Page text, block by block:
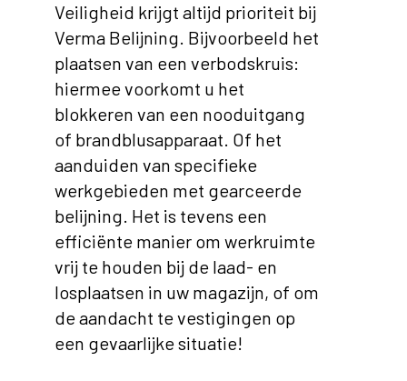
Veiligheid krijgt altijd prioriteit bij
Verma Belijning. Bijvoorbeeld het
plaatsen van een verbodskruis:
hiermee voorkomt u het
blokkeren van een nooduitgang
of brandblusapparaat. Of het
aanduiden van specifieke
werkgebieden met gearceerde
belijning. Het is tevens een
efficiënte manier om werkruimte
vrij te houden bij de laad- en
losplaatsen in uw magazijn, of om
de aandacht te vestigingen op
een gevaarlijke situatie!